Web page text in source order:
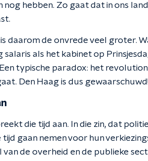
nog hebben. Zo gaat dat in ons
daarom de onvrede veel groter.
als het kabinet op
typische paradox: het
Den Haag is dus
die tijd aan. In die zin, dat
gaan nemen voor hun
de overheid en de publieke